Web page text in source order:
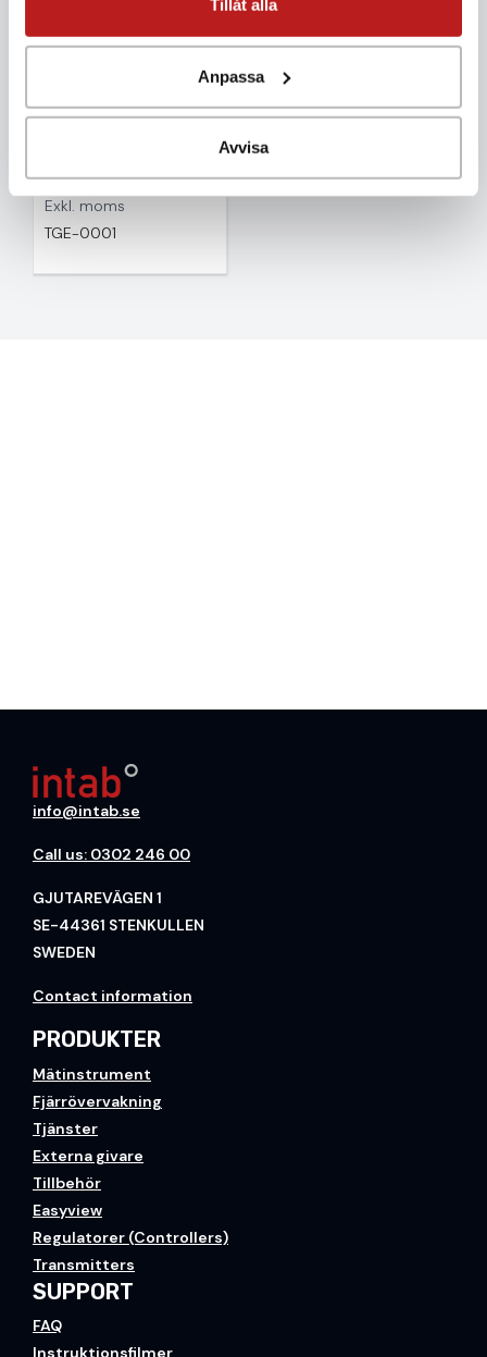
Tillåt alla
Anpassa
Avvisa
Tinytag Energy
12 990 kr
Exkl. moms
TGE-0001
info@intab.se
Call us: 0302 246 00
GJUTAREVÄGEN 1
SE-44361 STENKULLEN
SWEDEN
Contact information
PRODUKTER
Mätinstrument
Fjärrövervakning
Tjänster
Externa givare
Tillbehör
Easyview
Regulatorer (Controllers)
Transmitters
SUPPORT
FAQ
Instruktionsfilmer